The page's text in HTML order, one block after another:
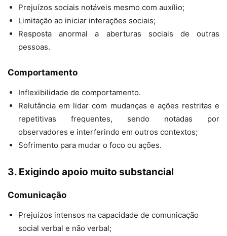
Prejuízos sociais notáveis mesmo com auxílio;
Limitação ao iniciar interações sociais;
Resposta anormal a aberturas sociais de outras
pessoas.
Comportamento
Inflexibilidade de comportamento.
Relutância em lidar com mudanças e ações restritas e
repetitivas frequentes, sendo notadas por
observadores e interferindo em outros contextos;
Sofrimento para mudar o foco ou ações.
3. Exigindo apoio muito substancial
Comunicação
Prejuízos intensos na capacidade de comunicação
social verbal e não verbal;